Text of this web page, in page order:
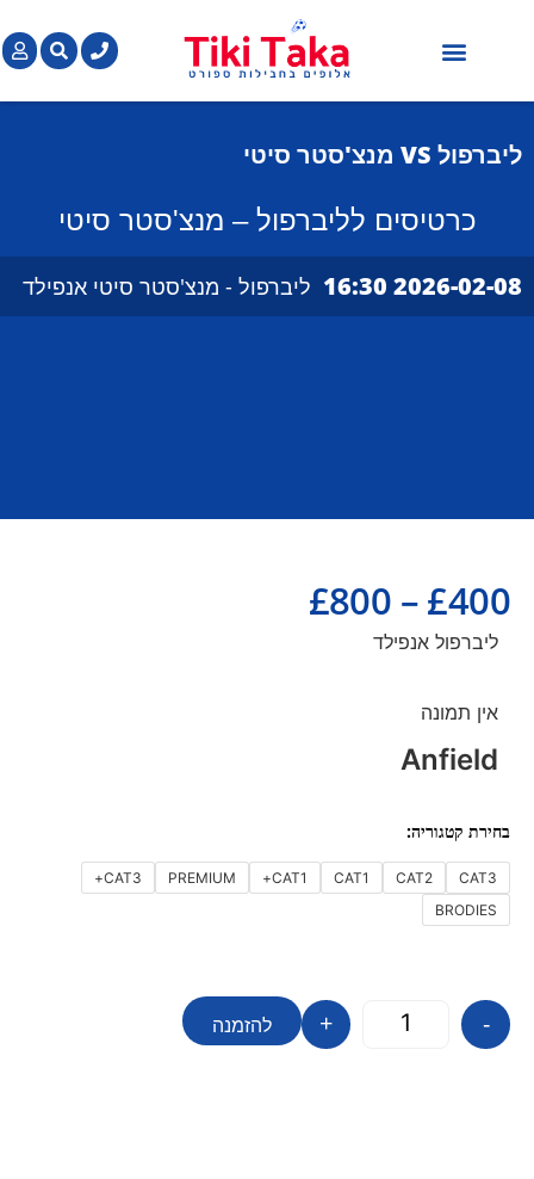
ליברפול VS מנצ'סטר סיטי
כרטיסים לליברפול – מנצ'סטר סיטי
2026-02-08 16:30 ליברפול - מנצ'סטר סיטי אנפילד
£400
–
£800
ליברפול אנפילד
אין תמונה
Anfield
CAT3
CAT2
CAT1
CAT1+
PREMIUM
CAT3+
BRODIES
-
+